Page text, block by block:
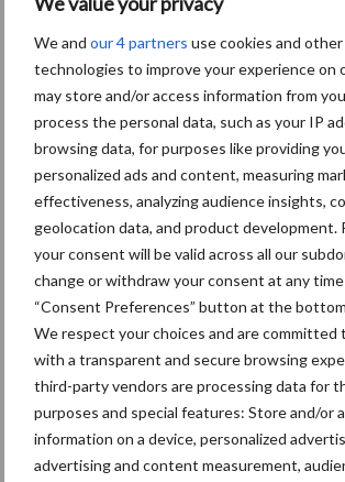
We and our 4 partners use cookies and
technologies to improve your experience on
may store and/or access information from
process the personal data, such as your IP
browsing data, for purposes like providing
personalized ads and content, measuring
effectiveness, analyzing audience insights,
geolocation data, and product development.
your consent will be valid across all our
change or withdraw your consent at any
“Consent Preferences” button at the
We respect your choices and are committed
with a transparent and secure browsing
third-party vendors are processing data for
purposes and special features: Store and/or
information on a device, personalized
advertising and content measurement,
Primaire
Recent nieuws
Themapagina's
Diergezondheid Bemesting
Beregening
Toon meer